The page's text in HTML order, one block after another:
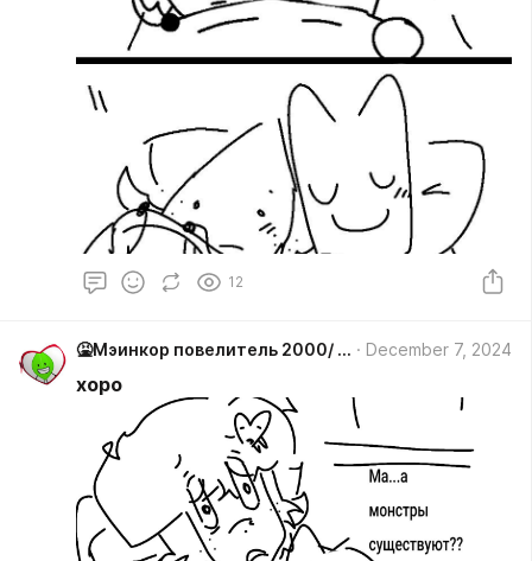
12
🤮Мэинкор повелитель 2000/ лифи #Мiйнкiр December 7, 2024
хоро